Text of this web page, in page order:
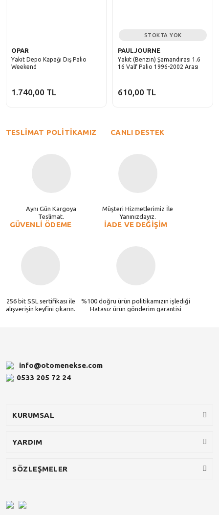
OPAR
Yakıt Depo Kapağı Dış Palio
Weekend
1.740,00 TL
STOKTA YOK
PAULJOURNE
Yakıt (Benzin) Şamandırası 1.6
16 Valf Palio 1996-2002 Arası
610,00 TL
TESLİMAT POLİTİKAMIZ
Aynı Gün Kargoya
Teslimat.
CANLI DESTEK
Müşteri Hizmetlerimiz İle
Yanınızdayız.
GÜVENLİ ÖDEME
256 bit SSL sertifikası ile
alışverişin keyfini çıkarın.
İADE VE DEĞİŞİM
%100 doğru ürün politikamızın işlediği
Hatasız ürün gönderim garantisi
info@otomenekse.com
0533 205 72 24
KURUMSAL
YARDIM
SÖZLEŞMELER